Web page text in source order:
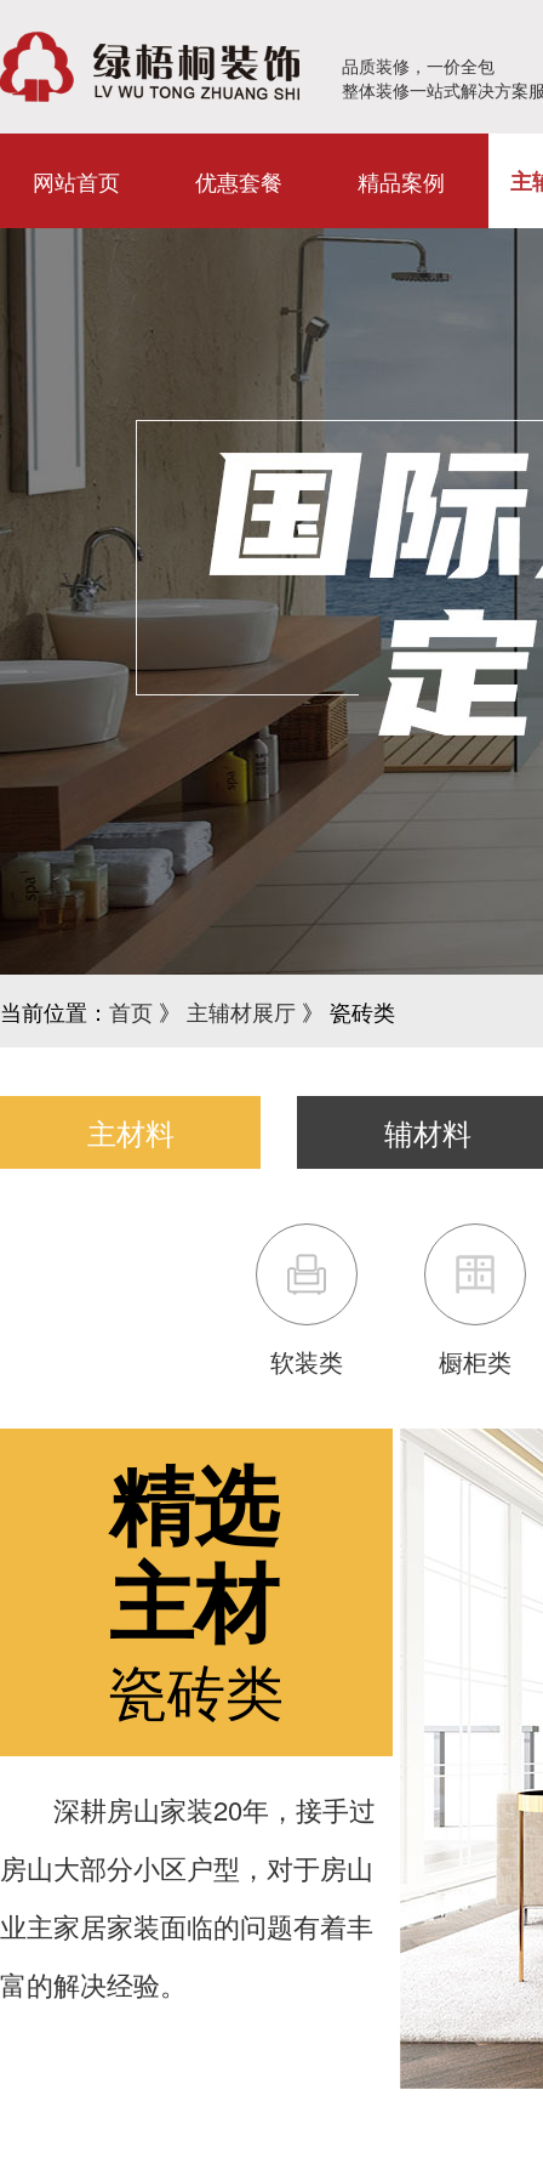
品质装修，一价全包
整体装修一站式解决方案
网站首页 优惠套餐 精品案例 主
当前位置： 首页 》 主辅材展厅 》 瓷砖类
主材料 辅材料
软装类 橱柜类
精选
主材
瓷砖类
深耕房山家装20年，接手过
房山大部分小区户型，对于房山
业主家居家装面临的问题有着丰
富的解决经验。